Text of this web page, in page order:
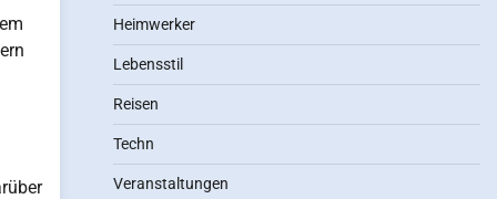
Heimwerker
Lebensstil
Reisen
Techn
Veranstaltungen